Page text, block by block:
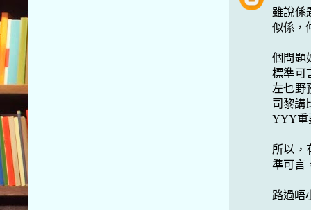
雖說係
似係，
個問題
標準可
左乜野
司黎講
YYY重
所以，
準可言
路過唔